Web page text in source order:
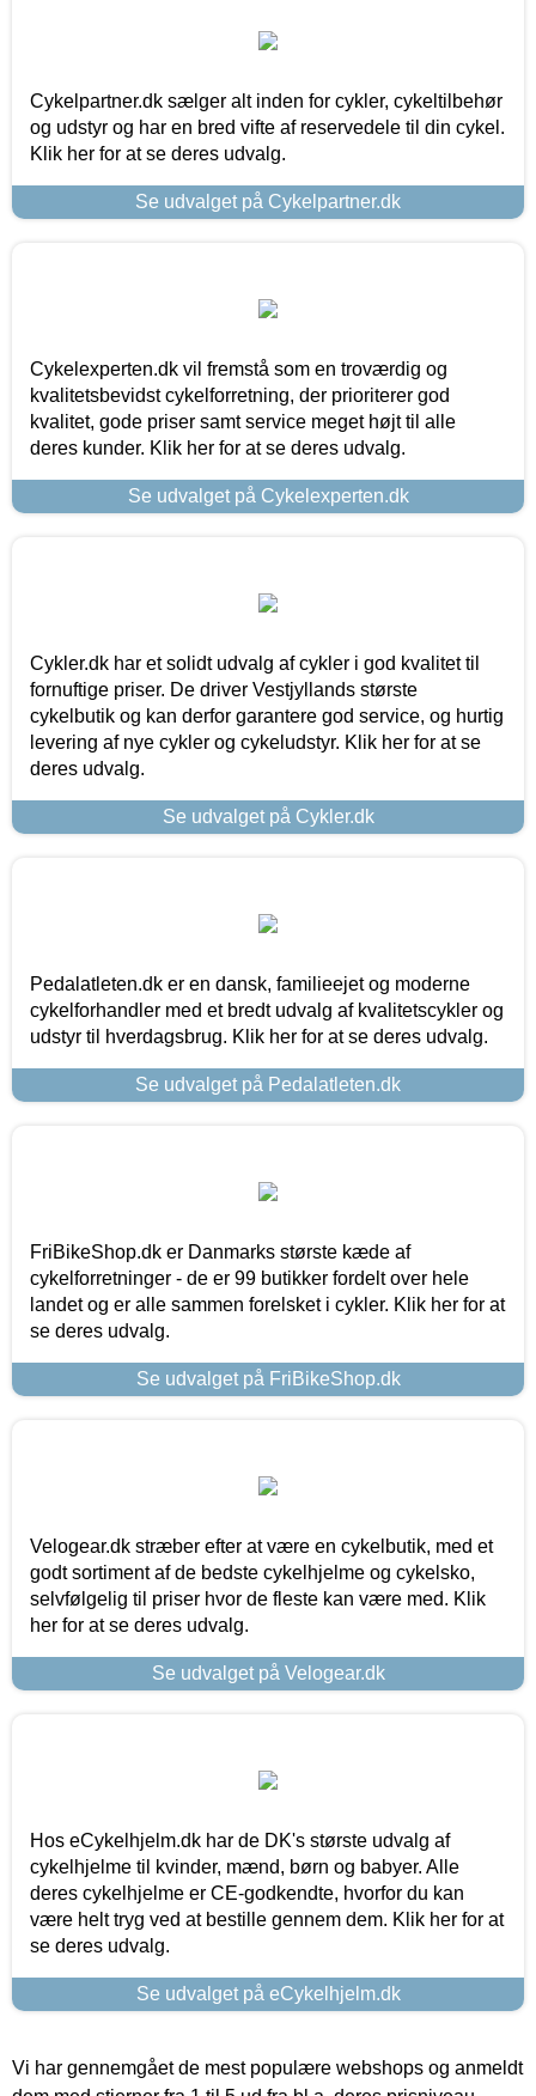
Cykelpartner.dk sælger alt inden for cykler, cykeltilbehør
og udstyr og har en bred vifte af reservedele til din cykel.
Klik her for at se deres udvalg.
Se udvalget på Cykelpartner.dk
Cykelexperten.dk vil fremstå som en troværdig og
kvalitetsbevidst cykelforretning, der prioriterer god
kvalitet, gode priser samt service meget højt til alle
deres kunder. Klik her for at se deres udvalg.
Se udvalget på Cykelexperten.dk
Cykler.dk har et solidt udvalg af cykler i god kvalitet til
fornuftige priser. De driver Vestjyllands største
cykelbutik og kan derfor garantere god service, og hurtig
levering af nye cykler og cykeludstyr. Klik her for at se
deres udvalg.
Se udvalget på Cykler.dk
Pedalatleten.dk er en dansk, familieejet og moderne
cykelforhandler med et bredt udvalg af kvalitetscykler og
udstyr til hverdagsbrug. Klik her for at se deres udvalg.
Se udvalget på Pedalatleten.dk
FriBikeShop.dk er Danmarks største kæde af
cykelforretninger - de er 99 butikker fordelt over hele
landet og er alle sammen forelsket i cykler. Klik her for at
se deres udvalg.
Se udvalget på FriBikeShop.dk
Velogear.dk stræber efter at være en cykelbutik, med et
godt sortiment af de bedste cykelhjelme og cykelsko,
selvfølgelig til priser hvor de fleste kan være med. Klik
her for at se deres udvalg.
Se udvalget på Velogear.dk
Hos eCykelhjelm.dk har de DK's største udvalg af
cykelhjelme til kvinder, mænd, børn og babyer. Alle
deres cykelhjelme er CE-godkendte, hvorfor du kan
være helt tryg ved at bestille gennem dem. Klik her for at
se deres udvalg.
Se udvalget på eCykelhjelm.dk
Vi har gennemgået de mest populære webshops og anmeldt